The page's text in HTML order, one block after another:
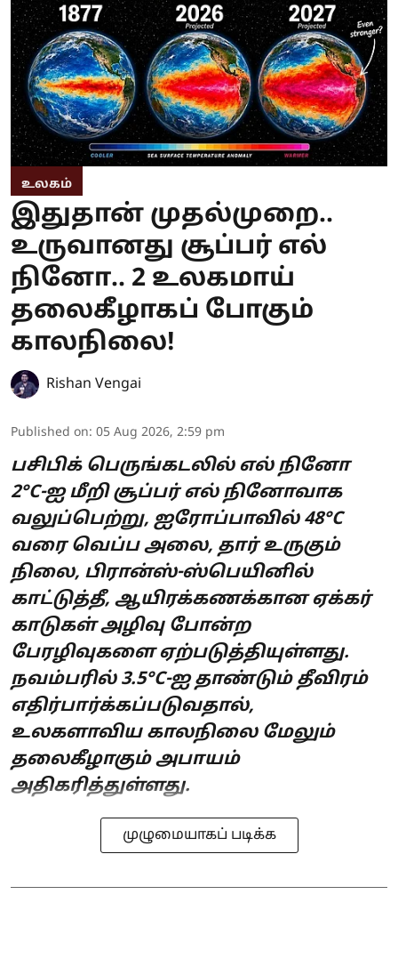
உலகம்
இதுதான் முதல்முறை..
உருவானது சூப்பர் எல்
நினோ.. 2 உலகமாய்
தலைகீழாகப் போகும்
காலநிலை!
Rishan Vengai
Published on: 05 Aug 2026, 2:59 pm
பசிபிக் பெருங்கடலில் எல் நினோ
2°C-ஐ மீறி சூப்பர் எல் நினோவாக
வலுப்பெற்று, ஐரோப்பாவில் 48°C
வரை வெப்ப அலை, தார் உருகும்
நிலை, பிரான்ஸ்-ஸ்பெயினில்
காட்டுத்தீ, ஆயிரக்கணக்கான ஏக்கர்
காடுகள் அழிவு போன்ற
பேரழிவுகளை ஏற்படுத்தியுள்ளது.
நவம்பரில் 3.5°C-ஐ தாண்டும் தீவிரம்
எதிர்பார்க்கப்படுவதால்,
உலகளாவிய காலநிலை மேலும்
தலைகீழாகும் அபாயம்
அதிகரித்துள்ளது.
முழுமையாகப் படிக்க